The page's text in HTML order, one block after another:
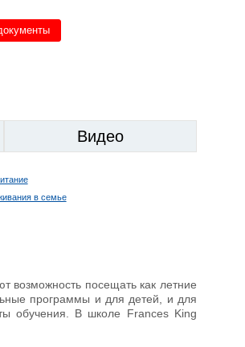
Видео
в семье
возможность посещать как летние
программы и для детей, и для
обучения. В школе Frances King